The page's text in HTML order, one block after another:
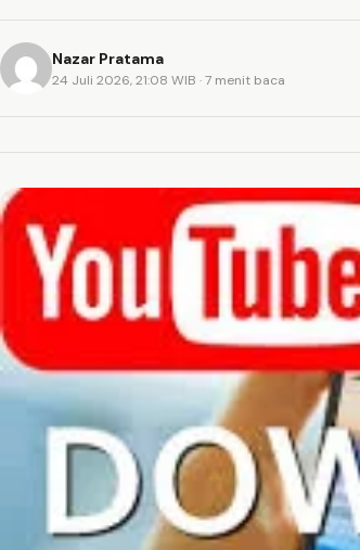
Nazar Pratama
24 Juli 2026, 21:08 WIB · 7 menit baca